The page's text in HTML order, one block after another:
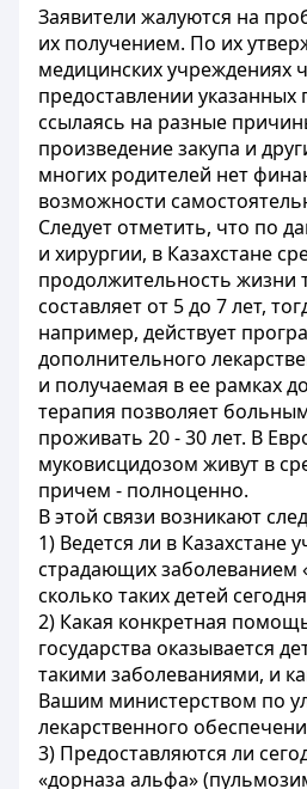
Заявители жалуются на
их получением. По их
медицинских учреждениях
предоставлении указанных
ссылаясь на разные
произведение закупа и
многих родителей нет
возможности
Следует отметить, что по
и хирургии, в Казахстане
продолжительность жизни
составляет от 5 до 7 лет,
например, действует
дополнительного
и получаемая в ее рамках
терапия позволяет
проживать 20 - 30 лет. В
муковисцидозом живут в
причем - полноценно.
В этой связи возникают
1) Ведется ли в Казахстане
страдающих заболеванием
сколько таких детей
2) Какая конкретная
государства оказывается
такими заболеваниями, и
Вашим министерством по
лекарственного
3) Предоставляются ли
«дорназа альфа»